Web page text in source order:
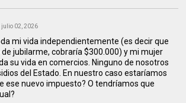
julio 02, 2026
mi vida independientemente (es decir que
de jubilarme, cobraría $300.000) y mi mujer
su vida en comercios. Ninguno de nosotros
del Estado. En nuestro caso estaríamos
ese nuevo impuesto? O tendríamos que